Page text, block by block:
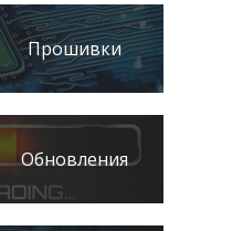
Прошивки
Обновления